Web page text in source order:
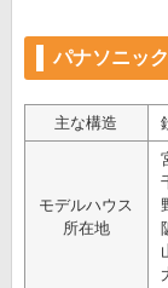
パナソニッ
主な構造
モデルハウス
所在地